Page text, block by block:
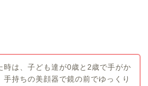
時は、子ども達が0歳と2歳で手がか
手持ちの美顔器で鏡の前でゆっくり